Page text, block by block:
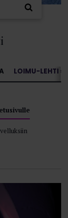
LOIMU-LEHTI »